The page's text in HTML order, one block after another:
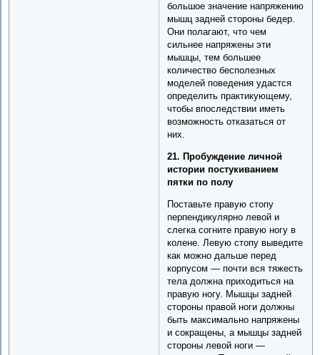
большое значение напряжению
мышц задней стороны бедер.
Они полагают, что чем
сильнее напряжены эти
мышцы, тем большее
количество бесполезных
моделей поведения удастся
определить практикующему,
чтобы впоследствии иметь
возможность отказаться от
них.
21. Пробуждение личной
истории постукиванием
пятки по полу
Поставьте правую стопу
перпендикулярно левой и
слегка согните правую ногу в
колене. Левую стопу выведите
как можно дальше перед
корпусом — почти вся тяжесть
тела должна приходиться на
правую ногу. Мышцы задней
стороны правой ноги должны
быть максимально напряжены
и сокращены, а мышцы задней
стороны левой ноги —